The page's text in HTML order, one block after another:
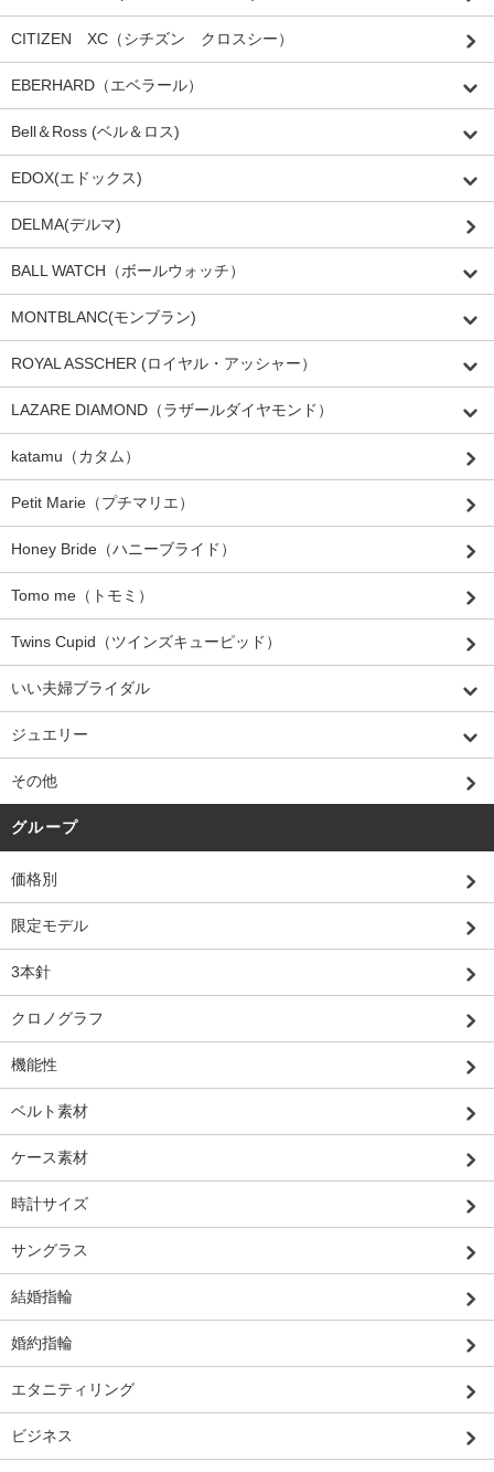
CITIZEN XC（シチズン クロスシー）
EBERHARD（エベラール）
Bell＆Ross (ベル＆ロス)
EDOX(エドックス)
DELMA(デルマ)
BALL WATCH（ボールウォッチ）
MONTBLANC(モンブラン)
ROYAL ASSCHER (ロイヤル・アッシャー）
LAZARE DIAMOND（ラザールダイヤモンド）
katamu（カタム）
Petit Marie（プチマリエ）
Honey Bride（ハニーブライド）
Tomo me（トモミ）
Twins Cupid（ツインズキューピッド）
いい夫婦ブライダル
ジュエリー
その他
グループ
価格別
限定モデル
3本針
クロノグラフ
機能性
ベルト素材
ケース素材
時計サイズ
サングラス
結婚指輪
婚約指輪
エタニティリング
ビジネス